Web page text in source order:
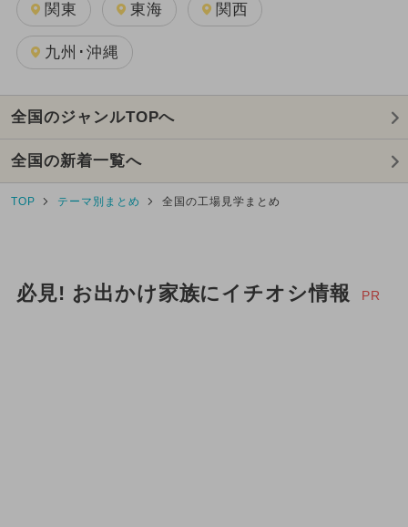
関東 東海 関西
九州･沖縄
全国のジャンルTOPへ
全国の新着一覧へ
TOP テーマ別まとめ 全国の工場見学まとめ
必見! お出かけ家族にイチオシ情報 PR